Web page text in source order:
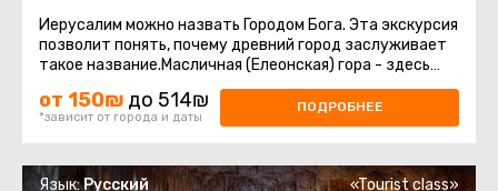
Иерусалим можно назвать Городом Бога. Эта экскурсия
позволит понять, почему древний город заслуживает
такое название.Масличная (Елеонская) гора - здесь
нас ждёт восхитительный ...
от 150₪ до 514₪
*зависит от города и даты
ПОДРОБНЕЕ
Язык:Русский «Tourist class»